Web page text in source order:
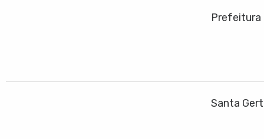
Prefeitura
Santa